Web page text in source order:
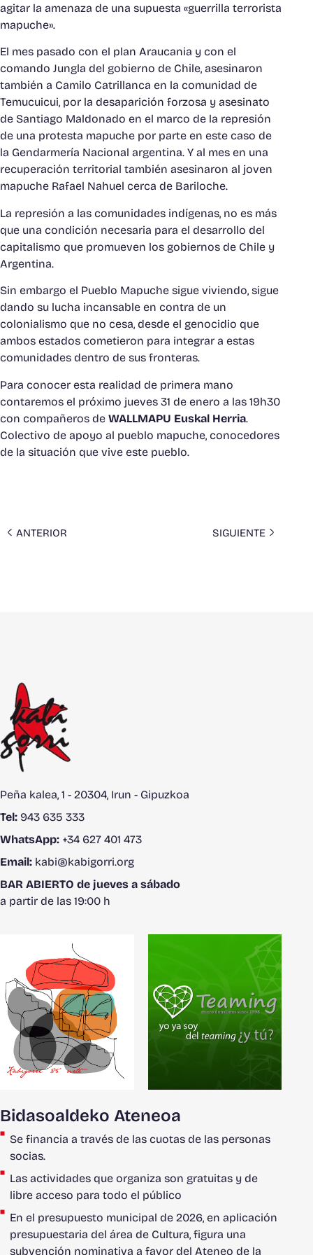
agitar la amenaza de una supuesta «guerrilla terrorista
mapuche».
El mes pasado con el plan Araucania y con el
comando Jungla del gobierno de Chile, asesinaron
también a Camilo Catrillanca en la comunidad de
Temucuicui, por la desaparición forzosa y asesinato
de Santiago Maldonado en el marco de la represión
de una protesta mapuche por parte en este caso de
la Gendarmería Nacional argentina. Y al mes en una
recuperación territorial también asesinaron al joven
mapuche Rafael Nahuel cerca de Bariloche.
La represión a las comunidades indígenas, no es más
que una condición necesaria para el desarrollo del
capitalismo que promueven los gobiernos de Chile y
Argentina.
Sin embargo el Pueblo Mapuche sigue viviendo, sigue
dando su lucha incansable en contra de un
colonialismo que no cesa, desde el genocidio que
ambos estados cometieron para integrar a estas
comunidades dentro de sus fronteras.
Para conocer esta realidad de primera mano
contaremos el próximo jueves 31 de enero a las 19h30
con compañeros de WALLMAPU Euskal Herria.
Colectivo de apoyo al pueblo mapuche, conocedores
de la situación que vive este pueblo.
ANTERIOR SIGUIENTE
Peña kalea, 1 - 20304, Irun - Gipuzkoa
Tel: 943 635 333
WhatsApp: +34 627 401 473
Email: kabi@kabigorri.org
BAR ABIERTO de jueves a sábado
a partir de las 19:00 h
Bidasoaldeko Ateneoa
Se financia a través de las cuotas de las personas
socias.
Las actividades que organiza son gratuitas y de
libre acceso para todo el público
En el presupuesto municipal de 2026, en aplicación
presupuestaria del área de Cultura, figura una
subvención nominativa a favor del Ateneo de la